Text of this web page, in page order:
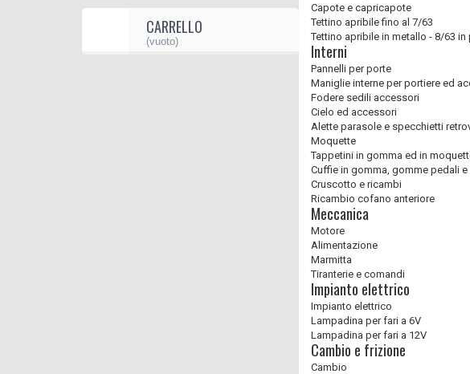
CARRELLO
(vuoto)
Capote e capricapote
Tettino apribile fino al 7/63
Tettino apribile in metallo - 8/63 in
Interni
Pannelli per porte
Maniglie interne per portiere ed
Fodere sedili accessori
Cielo ed accessori
Alette parasole e specchietti
Moquette
Tappetini in gomma ed in
Cuffie in gomma, gomme pedali e
Cruscotto e ricambi
Ricambio cofano anteriore
Meccanica
Motore
Alimentazione
Marmitta
Tiranterie e comandi
Impianto elettrico
Impianto elettrico
Lampadina per fari a 6V
Lampadina per fari a 12V
Cambio e frizione
Cambio